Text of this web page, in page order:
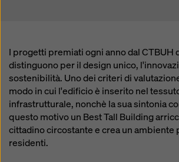
I progetti premiati ogni anno dal CTBUH
distinguono per il design unico,
sostenibilità. Uno dei criteri di
modo in cui l'edificio è inserito nel
infrastrutturale, nonchè la sua sintonia
questo motivo un Best Tall Building
cittadino circostante e crea un ambiente
residenti.